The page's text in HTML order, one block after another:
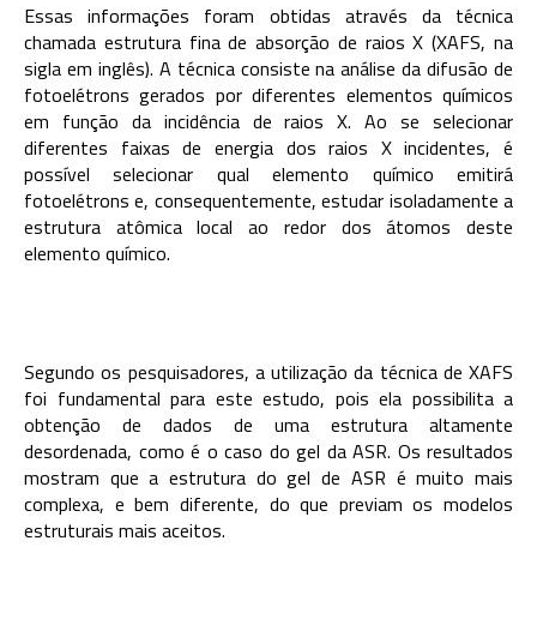
Essas informações foram obtidas através da técnica
chamada estrutura fina de absorção de raios X (XAFS, na
sigla em inglês). A técnica consiste na análise da difusão de
fotoelétrons gerados por diferentes elementos químicos
em função da incidência de raios X. Ao se selecionar
diferentes faixas de energia dos raios X incidentes, é
possível selecionar qual elemento químico emitirá
fotoelétrons e, consequentemente, estudar isoladamente a
estrutura atômica local ao redor dos átomos deste
elemento químico.
Segundo os pesquisadores, a utilização da técnica de XAFS
foi fundamental para este estudo, pois ela possibilita a
obtenção de dados de uma estrutura altamente
desordenada, como é o caso do gel da ASR. Os resultados
mostram que a estrutura do gel de ASR é muito mais
complexa, e bem diferente, do que previam os modelos
estruturais mais aceitos.